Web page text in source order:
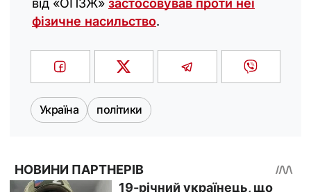
фізичне насильство.
Україна політики